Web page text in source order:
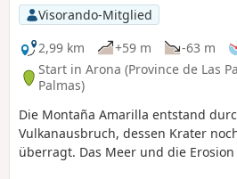
Visorando-Mitglied
2,99 km
+59 m -63 m
Start in Arona (Province de Las
Palmas)
Die Montaña Amarilla entstand
Vulkanausbruch, dessen Krater
überragt. Das Meer und die